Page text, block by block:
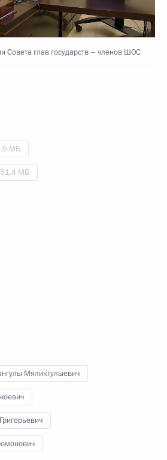
Совета глав государств – членов ШОС
МБ
51.4 МБ
Мяликгулыевич